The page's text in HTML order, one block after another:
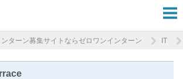
ターン募集サイトならゼロワンインターン IT